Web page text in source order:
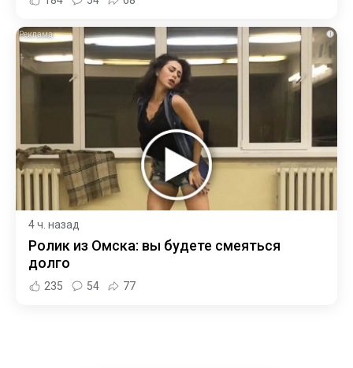
i
4 ч. назад
Ролик из Омска: вы будете смеяться
долго
235 54 77